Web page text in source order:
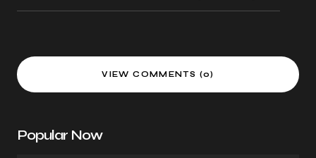
VIEW COMMENTS (0)
Popular Now